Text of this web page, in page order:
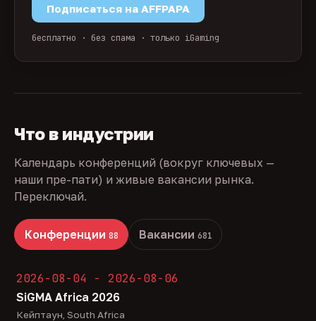
Подписаться на AFFPAPA
бесплатно · без спама · только iGaming
Что в индустрии
Календарь конференций (вокруг ключевых —
наши пре-пати) и живые вакансии рынка.
Переключай.
Конференции 88 Вакансии 681
2026-08-04 - 2026-08-06
SiGMA Africa 2026
Кейптаун, South Africa